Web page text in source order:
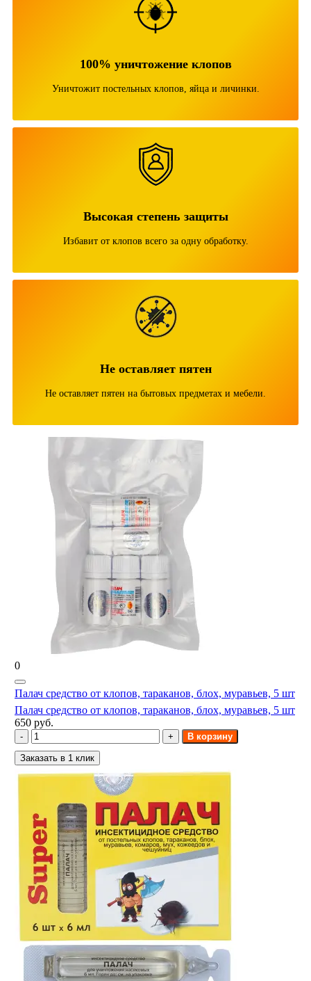
100% уничтожение клопов
Уничтожит постельных клопов, яйца и личинки.
Высокая степень защиты
Избавит от клопов всего за одну обработку.
Не оставляет пятен
Не оставляет пятен на бытовых предметах и мебели.
0
Палач средство от клопов, тараканов, блох, муравьев, 5 шт
Палач средство от клопов, тараканов, блох, муравьев, 5 шт
650 руб.
В корзину
Заказать в 1 клик